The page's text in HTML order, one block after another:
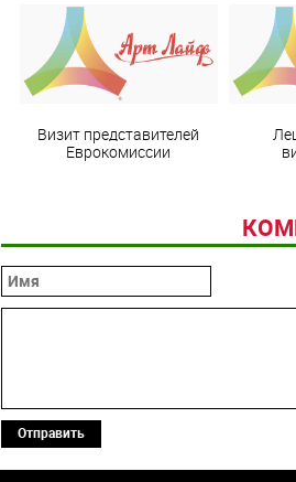
Визит представителей
Еврокомиссии
Отправить